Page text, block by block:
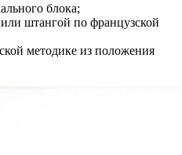
блока;
штангой по французской
методике из положения